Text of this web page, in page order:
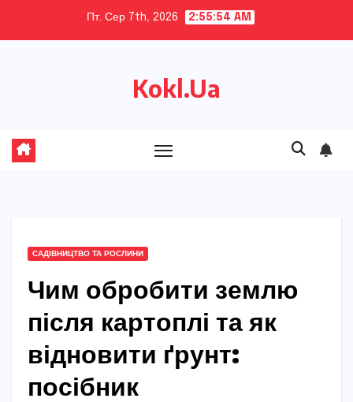
Пт. Сер 7th, 2026 2:55:55 AM
Kokl.Ua
САДІВНИЦТВО ТА РОСЛИНИ
Чим обробити землю
після картоплі та як
відновити ґрунт:
посібник